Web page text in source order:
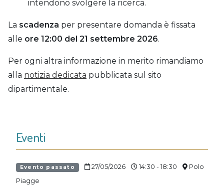
intendono svolgere la ricerca.
La scadenza per presentare domanda è fissata
alle ore 12:00 del 21 settembre 2026.
Per ogni altra informazione in merito rimandiamo
alla notizia dedicata pubblicata sul sito
dipartimentale.
Eventi
Evento passato 27/05/2026 14:30 - 18:30
Polo
Piagge